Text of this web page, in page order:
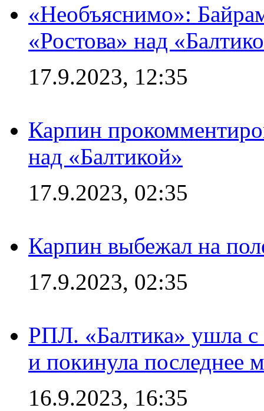
«Необъяснимо»:
«Ростова» над
17.9.2023, 12:35
Карпин
над «Балтикой»
17.9.2023, 02:35
Карпин выбежал на
17.9.2023, 02:35
РПЛ. «Балтика» ушла с
и покинула последнее
16.9.2023, 16:35